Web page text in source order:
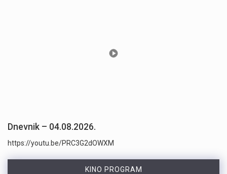
Dnevnik – 04.08.2026.
https://youtu.be/PRC3G2dOWXM
KINO PROGRAM